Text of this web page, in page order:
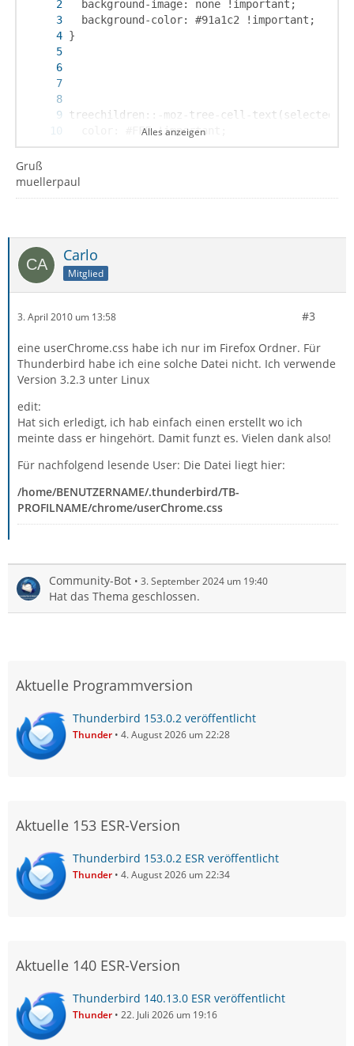
}
Alles anzeigen
Gruß
muellerpaul
Carlo
Mitglied
3. April 2010 um 13:58 #3
eine userChrome.css habe ich nur im Firefox Ordner. Für
Thunderbird habe ich eine solche Datei nicht. Ich verwende
Version 3.2.3 unter Linux
edit:
Hat sich erledigt, ich hab einfach einen erstellt wo ich
meinte dass er hingehört. Damit funzt es. Vielen dank also!
Für nachfolgend lesende User: Die Datei liegt hier:
/home/BENUTZERNAME/.thunderbird/TB-
PROFILNAME/chrome/userChrome.css
Community-Bot 3. September 2024 um 19:40
Hat das Thema geschlossen.
Aktuelle Programmversion
Thunderbird 153.0.2 veröffentlicht
Thunder 4. August 2026 um 22:28
Aktuelle 153 ESR-Version
Thunderbird 153.0.2 ESR veröffentlicht
Thunder 4. August 2026 um 22:34
Aktuelle 140 ESR-Version
Thunderbird 140.13.0 ESR veröffentlicht
Thunder 22. Juli 2026 um 19:16